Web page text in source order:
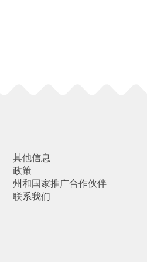
其他信息
政策
州和国家推广合作伙伴
联系我们